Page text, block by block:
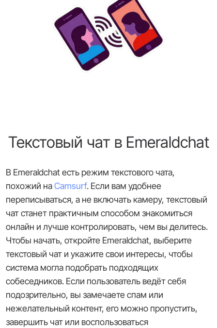
Текстовый чат в Emeraldchat
В Emeraldchat есть режим текстового чата,
похожий наCamsurf. Если вам удобнее
переписываться, а не включать камеру, текстовый
чат станет практичным способом знакомиться
онлайн и лучше контролировать, чем вы делитесь.
Чтобы начать, откройте Emeraldchat, выберите
текстовый чат и укажите свои интересы, чтобы
система могла подобрать подходящих
собеседников. Если пользователь ведёт себя
подозрительно, вы замечаете спам или
нежелательный контент, его можно пропустить,
завершить чат или воспользоваться